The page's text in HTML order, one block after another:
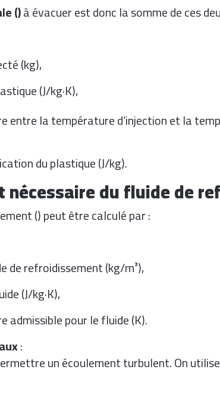
()à évacuer est donc la somme de ces
(kg),
(J/kg·K),
entre la température d’injection et la
du plastique (J/kg).
nécessaire du fluide de
() peut être calculé par :
de refroidissement (kg/m³),
(J/kg·K),
admissible pour le fluide (K).
:
un écoulement turbulent. On